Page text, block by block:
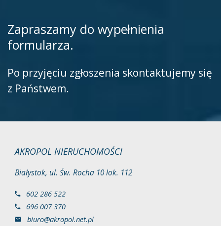
Zapraszamy do wypełnienia
formularza.
Po przyjęciu zgłoszenia skontaktujemy się
z Państwem.
AKROPOL NIERUCHOMOŚCI
Białystok, ul. Św. Rocha 10 lok. 112
602 286 522
696 007 370
biuro@akropol.net.pl